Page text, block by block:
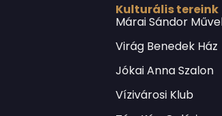
Kulturális tereink
Márai Sándor
Virág Benedek Ház
Jókai Anna Szalon
Vízivárosi Klub